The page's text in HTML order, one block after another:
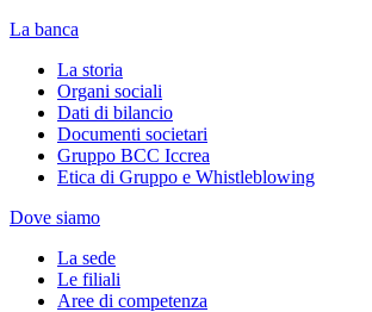
La banca
La storia
Organi sociali
Dati di bilancio
Documenti societari
Gruppo BCC Iccrea
Etica di Gruppo e Whistleblowing
Dove siamo
La sede
Le filiali
Aree di competenza